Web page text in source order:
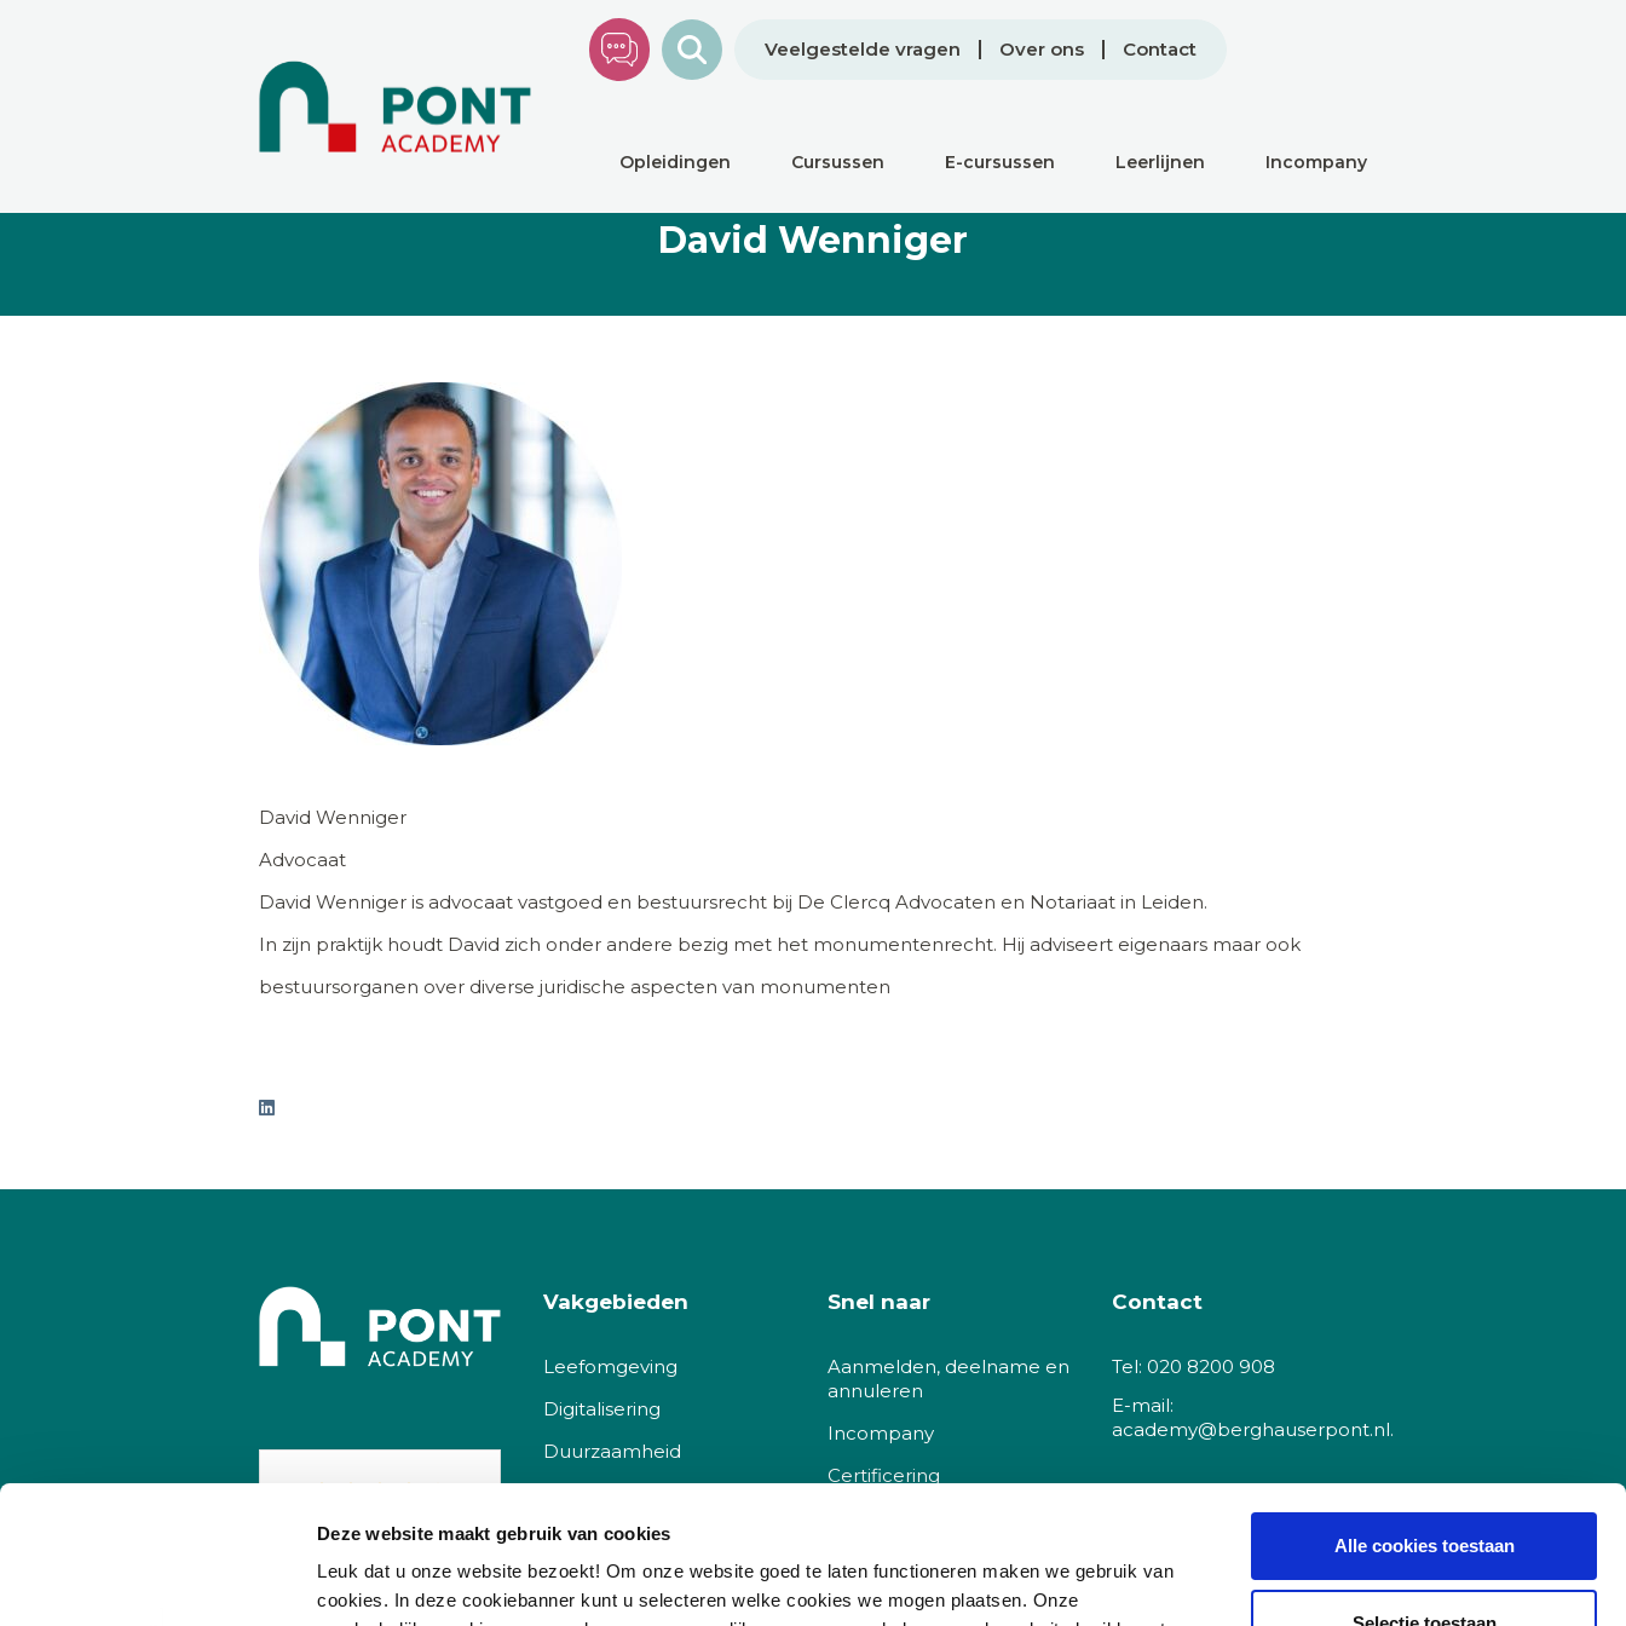
Deze website maakt gebruik van cookies
Leuk dat u onze website bezoekt! Om onze website goed te laten functioneren maken we gebruik van
cookies. In deze cookiebanner kunt u selecteren welke cookies we mogen plaatsen. Onze
Alle cookies toestaan
Veelgestelde vragen Over ons Contact
Opleidingen Cursussen E-cursussen Leerlijnen Incompany
David Wenniger
David Wenniger
Advocaat
David Wenniger is advocaat vastgoed en bestuursrecht bij De Clercq Advocaten en Notariaat in Leiden.
In zijn praktijk houdt David zich onder andere bezig met het monumentenrecht. Hij adviseert eigenaars maar ook
bestuursorganen over diverse juridische aspecten van monumenten
/ 10 255 reviews
Vakgebieden
Leefomgeving
Digitalisering
Duurzaamheid
Governance
Snel naar
Aanmelden, deelname en
annuleren
Incompany
Certificering
Klachtenprocedure
Korting
Contact
Tel: 020 8200 908
E-mail:
academy@berghauserpont.nl.
geen